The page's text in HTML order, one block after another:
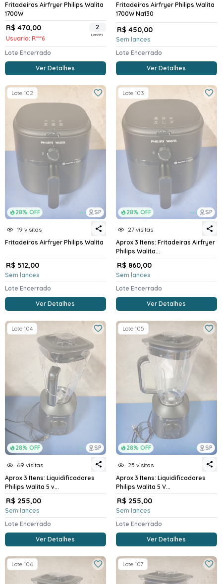
Fritadeiras Airfryer Philips Walita
1700W
R$ 470,00
Usuario: R***6
2
Lances
Lote Encerrado
Ver Detalhes
Fritadeiras Airfryer Philips Walita
1700W Na130
R$ 450,00
Sem lances
Lote Encerrado
Ver Detalhes
28% OFF SP
Lote 102
19 visitas
Fritadeiras Airfryer Philips Walita
R$ 512,00
Sem lances
Lote Encerrado
Ver Detalhes
28% OFF SP
Lote 103
27 visitas
Aprox 3 Itens: Fritadeiras Airfryer
Philips Walita...
R$ 860,00
Sem lances
Lote Encerrado
Ver Detalhes
28% OFF SP
Lote 104
69 visitas
Aprox 3 Itens: Liquidificadores
Philips Walita 5 v...
R$ 255,00
Sem lances
Lote Encerrado
Ver Detalhes
28% OFF SP
Lote 105
25 visitas
Aprox 3 Itens: Liquidificadores
Philips Walita 5 V...
R$ 255,00
Sem lances
Lote Encerrado
Ver Detalhes
Lote 106 Lote 107